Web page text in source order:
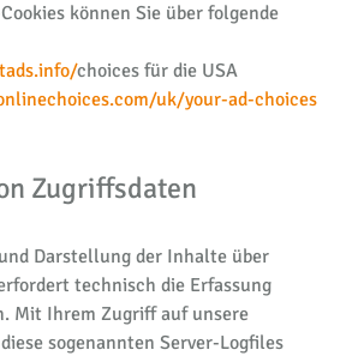
können Sie über folgende
choices für die USA
uk/your-ad-choices
Zugriffsdaten
Darstellung der Inhalte über
technisch die Erfassung
Mit Ihrem Zugriff auf unsere
sogenannten Server-Logfiles